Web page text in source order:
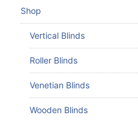
Shop
Vertical Blinds
Roller Blinds
Venetian Blinds
Wooden Blinds